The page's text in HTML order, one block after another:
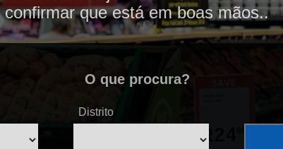
confirmar que está em boas mãos..
O que procura?
Distrito